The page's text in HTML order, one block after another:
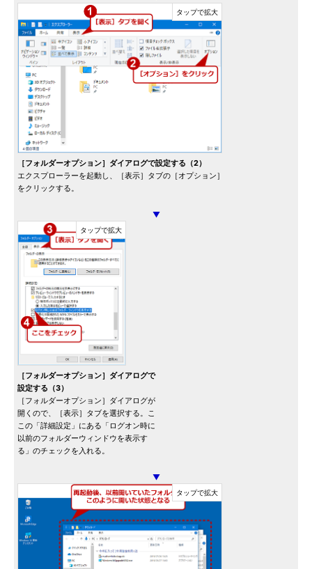
［フォルダーオプション］ダイアログで設定する（2）
エクスプローラーを起動し、［表示］タブの［オプション］
をクリックする。
▼
［フォルダーオプション］ダイアログで
設定する（3）
［フォルダーオプション］ダイアログが
開くので、［表示］タブを選択する。こ
この「詳細設定」にある「ログオン時に
以前のフォルダーウィンドウを表示す
る」のチェックを入れる。
▼